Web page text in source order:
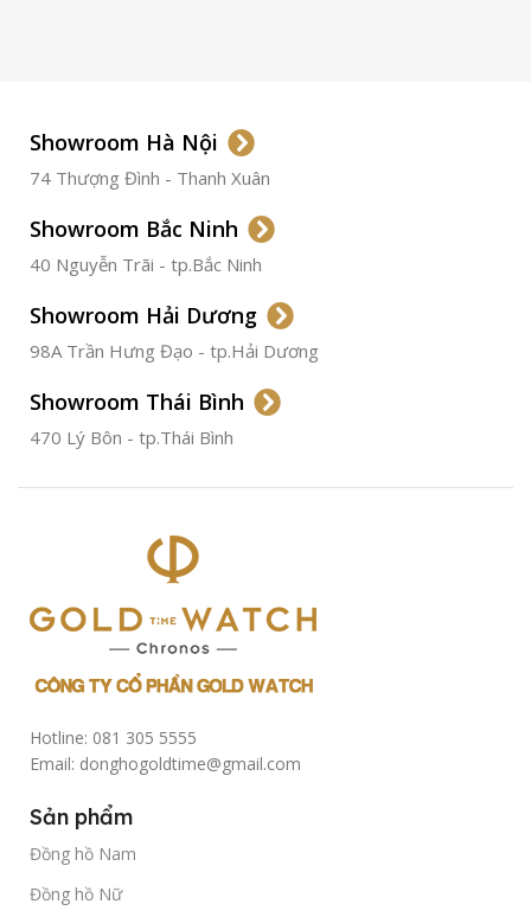
CHỐNG NƯỚC
Showroom Hà Nội
74 Thượng Đình - Thanh Xuân
Showroom Bắc Ninh
40 Nguyễn Trãi - tp.Bắc Ninh
Showroom Hải Dương
98A Trần Hưng Đạo - tp.Hải Dương
Showroom Thái Bình
470 Lý Bôn - tp.Thái Bình
Hotline: 081 305 5555
Email: donghogoldtime@gmail.com
Sản phẩm
Đồng hồ Nam
Đồng hồ Nữ